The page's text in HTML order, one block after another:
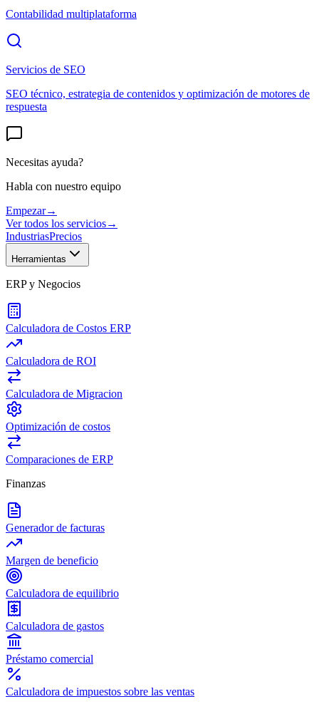
Contabilidad multiplataforma
Servicios de SEO
SEO técnico, estrategia de contenidos y optimización de motores de
respuesta
Necesitas ayuda?
Habla con nuestro equipo
Empezar→
Ver todos los servicios→
IndustriasPrecios
Herramientas
ERP y Negocios
Calculadora de Costos ERP
Calculadora de ROI
Calculadora de Migracion
Optimización de costos
Comparaciones de ERP
Finanzas
Generador de facturas
Margen de beneficio
Calculadora de equilibrio
Calculadora de gastos
Préstamo comercial
Calculadora de impuestos sobre las ventas